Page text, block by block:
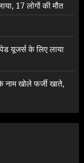
17 लोगों की मौत
यूजर्स के लिए लाया
नाम खोले फर्जी खाते,